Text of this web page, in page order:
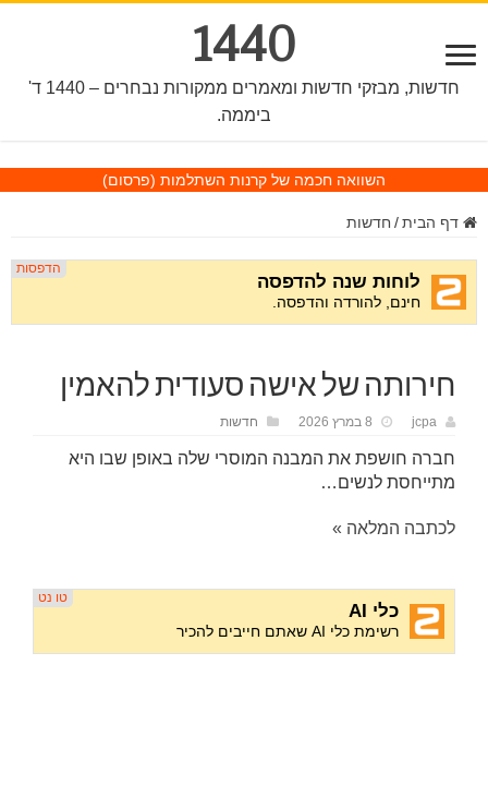
1440
חדשות, מבזקי חדשות ומאמרים ממקורות נבחרים – 1440 ד'
ביממה.
השוואה חכמה של קרנות השתלמות (פרסום)
דף הבית / חדשות
חירותה של אישה סעודית להאמין
jcpa 8 במרץ 2026 חדשות
חברה חושפת את המבנה המוסרי שלה באופן שבו היא
מתייחסת לנשים…
לכתבה המלאה »